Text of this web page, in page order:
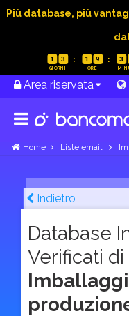
Più database, più
1 3 1 9 3
Area riservata
Home Liste email
Indietro
Database
Verificati di